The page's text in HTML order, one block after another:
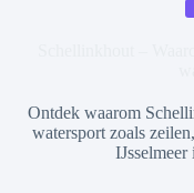
Ontdek waarom
watersport zoals